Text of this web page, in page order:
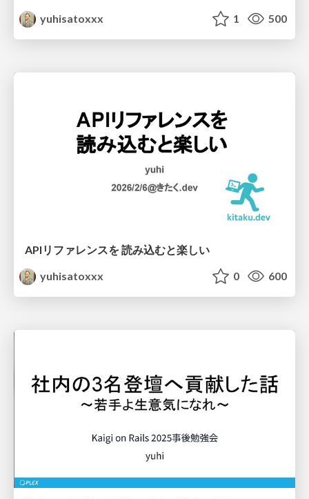
yuhisatoxxx
1 500
APIリファレンスを 読み込むと楽しい
yuhisatoxxx
0 600